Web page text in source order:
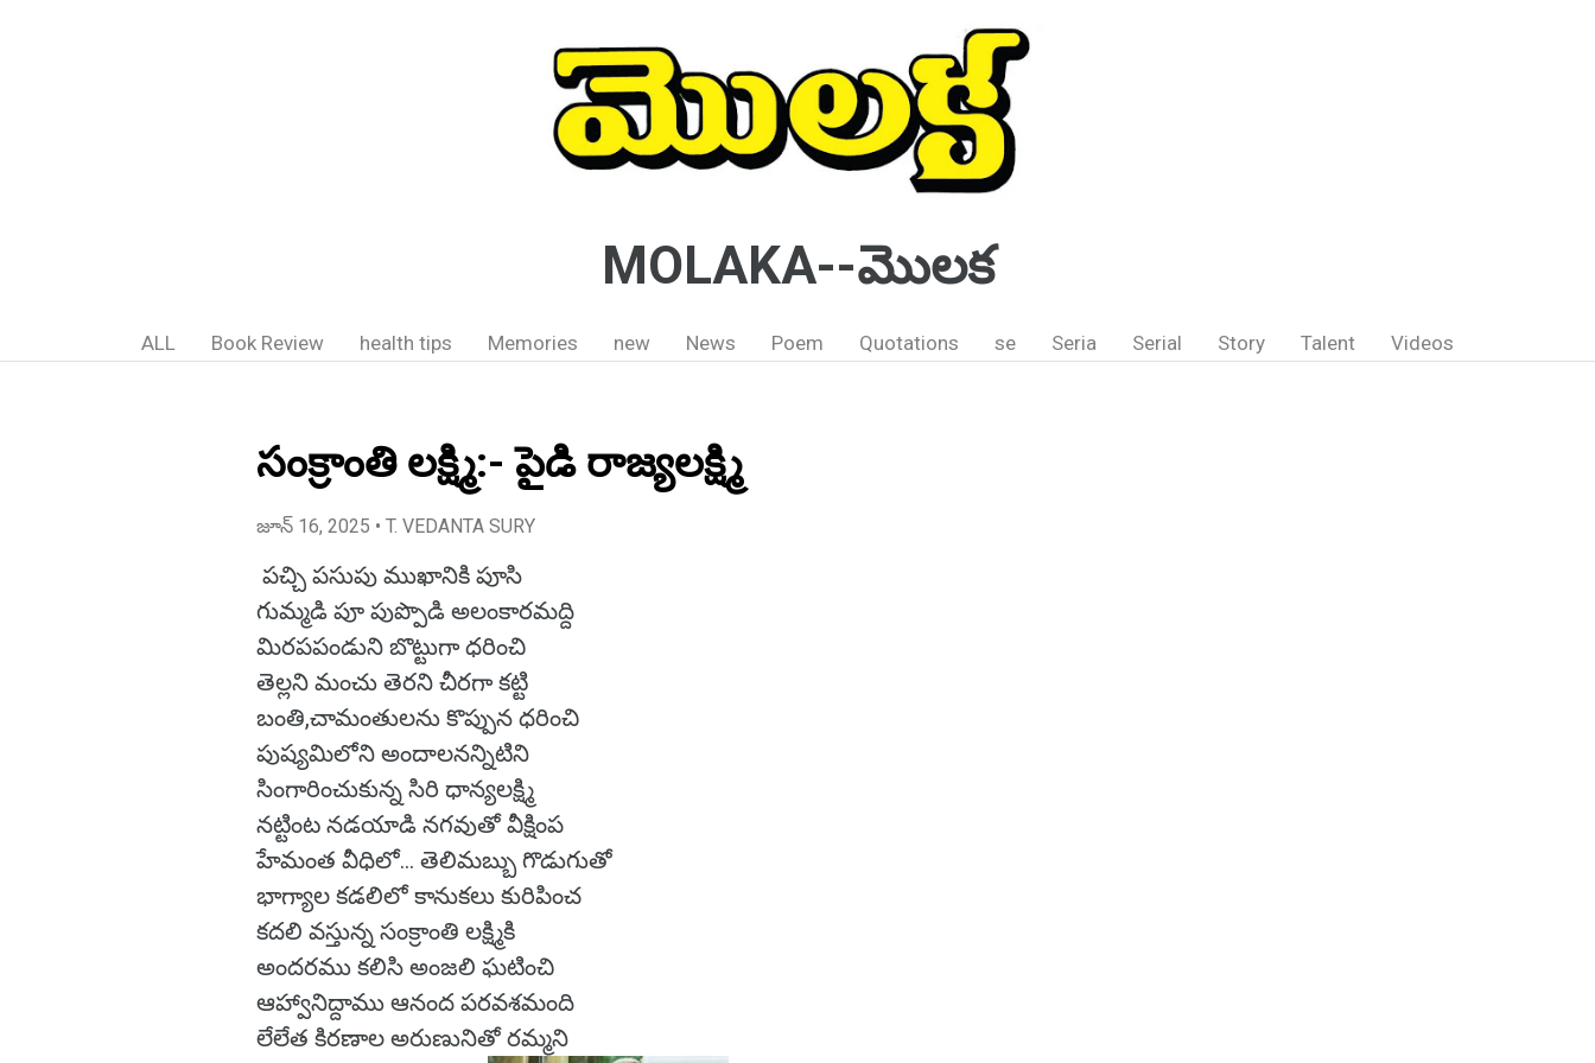
MOLAKA--మొలక
ALL Book Review health tips Memories new News Poem Quotations se Seria Serial Story Talent Videos
సంక్రాంతి లక్ష్మి:- పైడి రాజ్యలక్ష్మి
జూన్ 16, 2025 • T. VEDANTA SURY
పచ్చి పసుపు ముఖానికి పూసి
గుమ్మడి పూ పుప్పొడి అలంకారమద్ది
మిరపపండుని బొట్టుగా ధరించి
తెల్లని మంచు తెరని చీరగా కట్టి
బంతి,చామంతులను కొప్పున ధరించి
పుష్యమిలోని అందాలనన్నిటిని
సింగారించుకున్న సిరి ధాన్యలక్ష్మి
నట్టింట నడయాడి నగవుతో వీక్షింప
హేమంత వీధిలో… తెలిమబ్బు గొడుగుతో
భాగ్యాల కడలిలో కానుకలు కురిపించ
కదలి వస్తున్న సంక్రాంతి లక్ష్మికి
అందరము కలిసి అంజలి ఘటించి
ఆహ్వానిద్దాము ఆనంద పరవశమంది
లేలేత కిరణాల అరుణునితో రమ్మని